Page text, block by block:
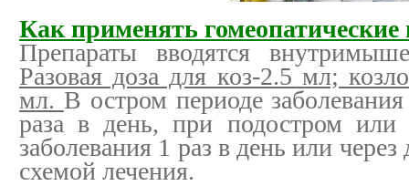
Как применять
Препараты вводятся
Разовая доза для коз-2.5 мл;
мл. В остром периоде
раза в день, при подостром или
заболевания 1 раз в день или через
схемой лечения.